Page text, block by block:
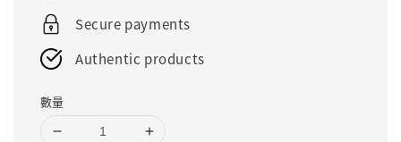
Secure payments
Authentic products
數量